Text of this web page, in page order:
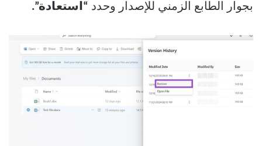
بجوار الطابع الزمني للإصدار وحدد “استعادة”.